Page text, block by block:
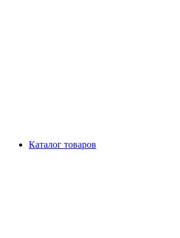
Каталог товаров